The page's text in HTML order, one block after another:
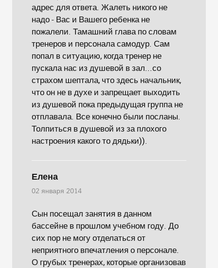
адрес для ответа. Жалеть никого не
надо - Вас и Вашего ребенка не
пожалели. Тамашний глава по словам
тренеров и персонала самодур. Сам
попал в ситуацию, когда тренер не
пускала нас из душевой в зал...со
страхом шептала, что здесь начальник,
что он не в духе и запрещает выходить
из душевой пока предыдущая группа не
отплавала. Все конечно были посланы.
Толпиться в душевой из за плохого
настроения какого то дядьки)).
Елена
02 января 2014
Сын посещал занятия в данном
бассейне в прошлом учебном году. До
сих пор не могу отделаться от
неприятного впечатления о персонале.
О грубых тренерах, которые организовав